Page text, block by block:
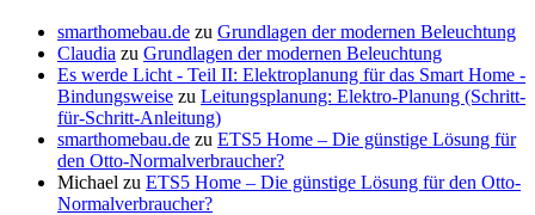
smarthomebau.de zu Grundlagen der modernen Beleuchtung
Claudia zu Grundlagen der modernen Beleuchtung
Es werde Licht - Teil II: Elektroplanung für das Smart Home -
Bindungsweise zu Leitungsplanung: Elektro-Planung (Schritt-
für-Schritt-Anleitung)
smarthomebau.de zu ETS5 Home – Die günstige Lösung für
den Otto-Normalverbraucher?
Michael zu ETS5 Home – Die günstige Lösung für den Otto-
Normalverbraucher?